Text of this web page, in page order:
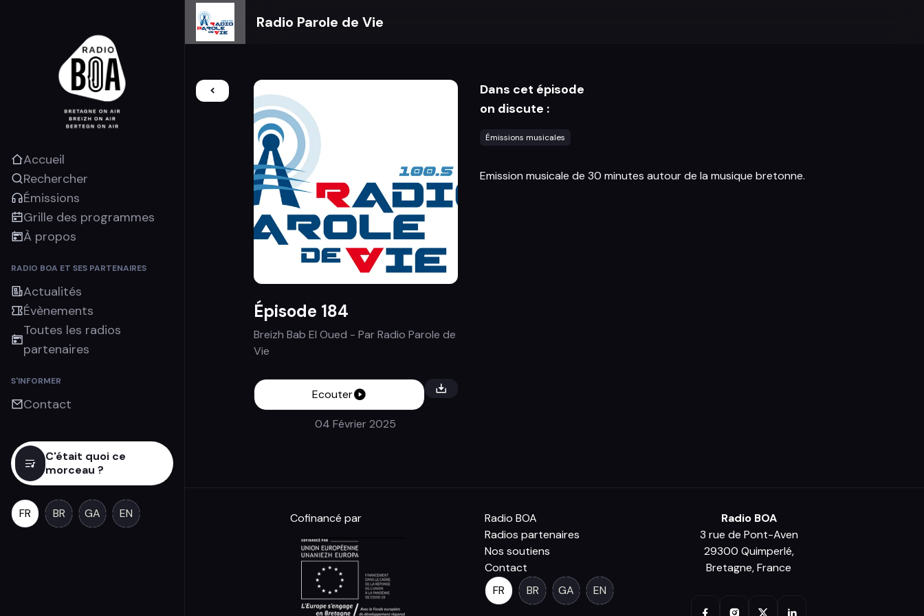
Accueil
Rechercher
Émissions
Grille des programmes
À propos
RADIO BOA ET SES PARTENAIRES
Actualités
Évènements
Toutes les radios
partenaires
S'INFORMER
Contact
C'était quoi ce
morceau ?
FR BR GA EN
Radio Parole de Vie
Épisode 184
Breizh Bab El Oued - ParRadio Parole de
Vie
Ecouter
04 Février 2025
Dans cet épisode
on discute :
Émissions musicales
Emission musicale de 30 minutes autour de la musique bretonne.
Cofinancé par
Radio BOA
Radios partenaires
Nos soutiens
Contact
FR
BR GA EN
Radio BOA
3 rue de Pont-Aven
29300 Quimperlé,
Bretagne, France